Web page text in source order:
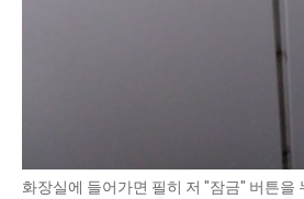
화장실에 들어가면 필히 저 "잠금" 버튼을